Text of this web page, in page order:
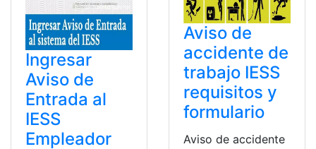
Ingresar
Aviso de
Entrada al
IESS
Empleador
Aviso de
accidente de
trabajo IESS
requisitos y
formulario
Aviso de accidente